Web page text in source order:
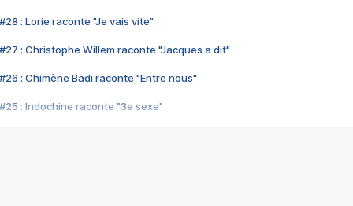
#28 : Lorie raconte "Je vais vite"
#27 : Christophe Willem raconte "Jacques a dit"
#26 : Chimène Badi raconte "Entre nous"
#25 : Indochine raconte "3e sexe"